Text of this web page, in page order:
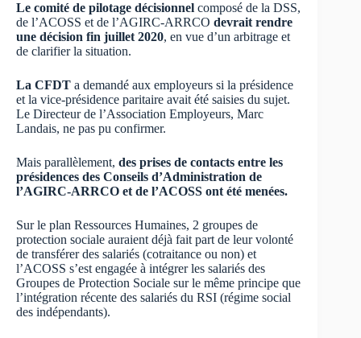
Le comité de pilotage décisionnel composé de la DSS,
de l’ACOSS et de l’AGIRC-ARRCO devrait rendre
une décision fin juillet 2020, en vue d’un arbitrage et
de clarifier la situation.
La CFDT a demandé aux employeurs si la présidence
et la vice-présidence paritaire avait été saisies du sujet.
Le Directeur de l’Association Employeurs, Marc
Landais, ne pas pu confirmer.
Mais parallèlement, des prises de contacts entre les
présidences des Conseils d’Administration de
l’AGIRC-ARRCO et de l’ACOSS ont été menées.
Sur le plan Ressources Humaines, 2 groupes de
protection sociale auraient déjà fait part de leur volonté
de transférer des salariés (cotraitance ou non) et
l’ACOSS s’est engagée à intégrer les salariés des
Groupes de Protection Sociale sur le même principe que
l’intégration récente des salariés du RSI (régime social
des indépendants).